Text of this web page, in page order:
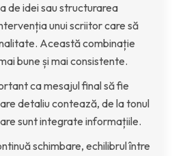
de idei sau structurarea
unui scriitor care să
Această combinație
bune și mai consistente.
ca mesajul final să fie
detaliu contează, de la tonul
sunt integrate informațiile.
schimbare, echilibrul între